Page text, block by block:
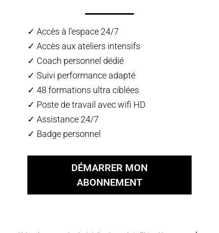
✓ Accès à l’espace 24/7
✓ Accès aux ateliers intensifs
✓ Coach personnel dédié
✓ Suivi performance adapté
✓ 48 formations ultra ciblées
✓ Poste de travail avec wifi HD
✓ Assistance 24/7
✓ Badge personnel
DÉMARRER MON
ABONNEMENT